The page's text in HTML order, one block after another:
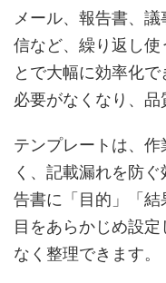
メール、報告書、
信など、繰り返し使
とで大幅に効率化
必要がなくなり、品
テンプレートは、
く、記載漏れを防
告書に「目的」「
目をあらかじめ設
なく整理できます。